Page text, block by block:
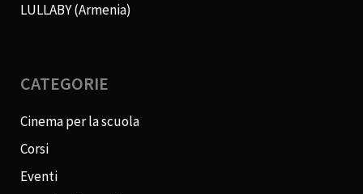
LULLABY (Armenia)
CATEGORIE
Cinema per la scuola
Corsi
Eventi